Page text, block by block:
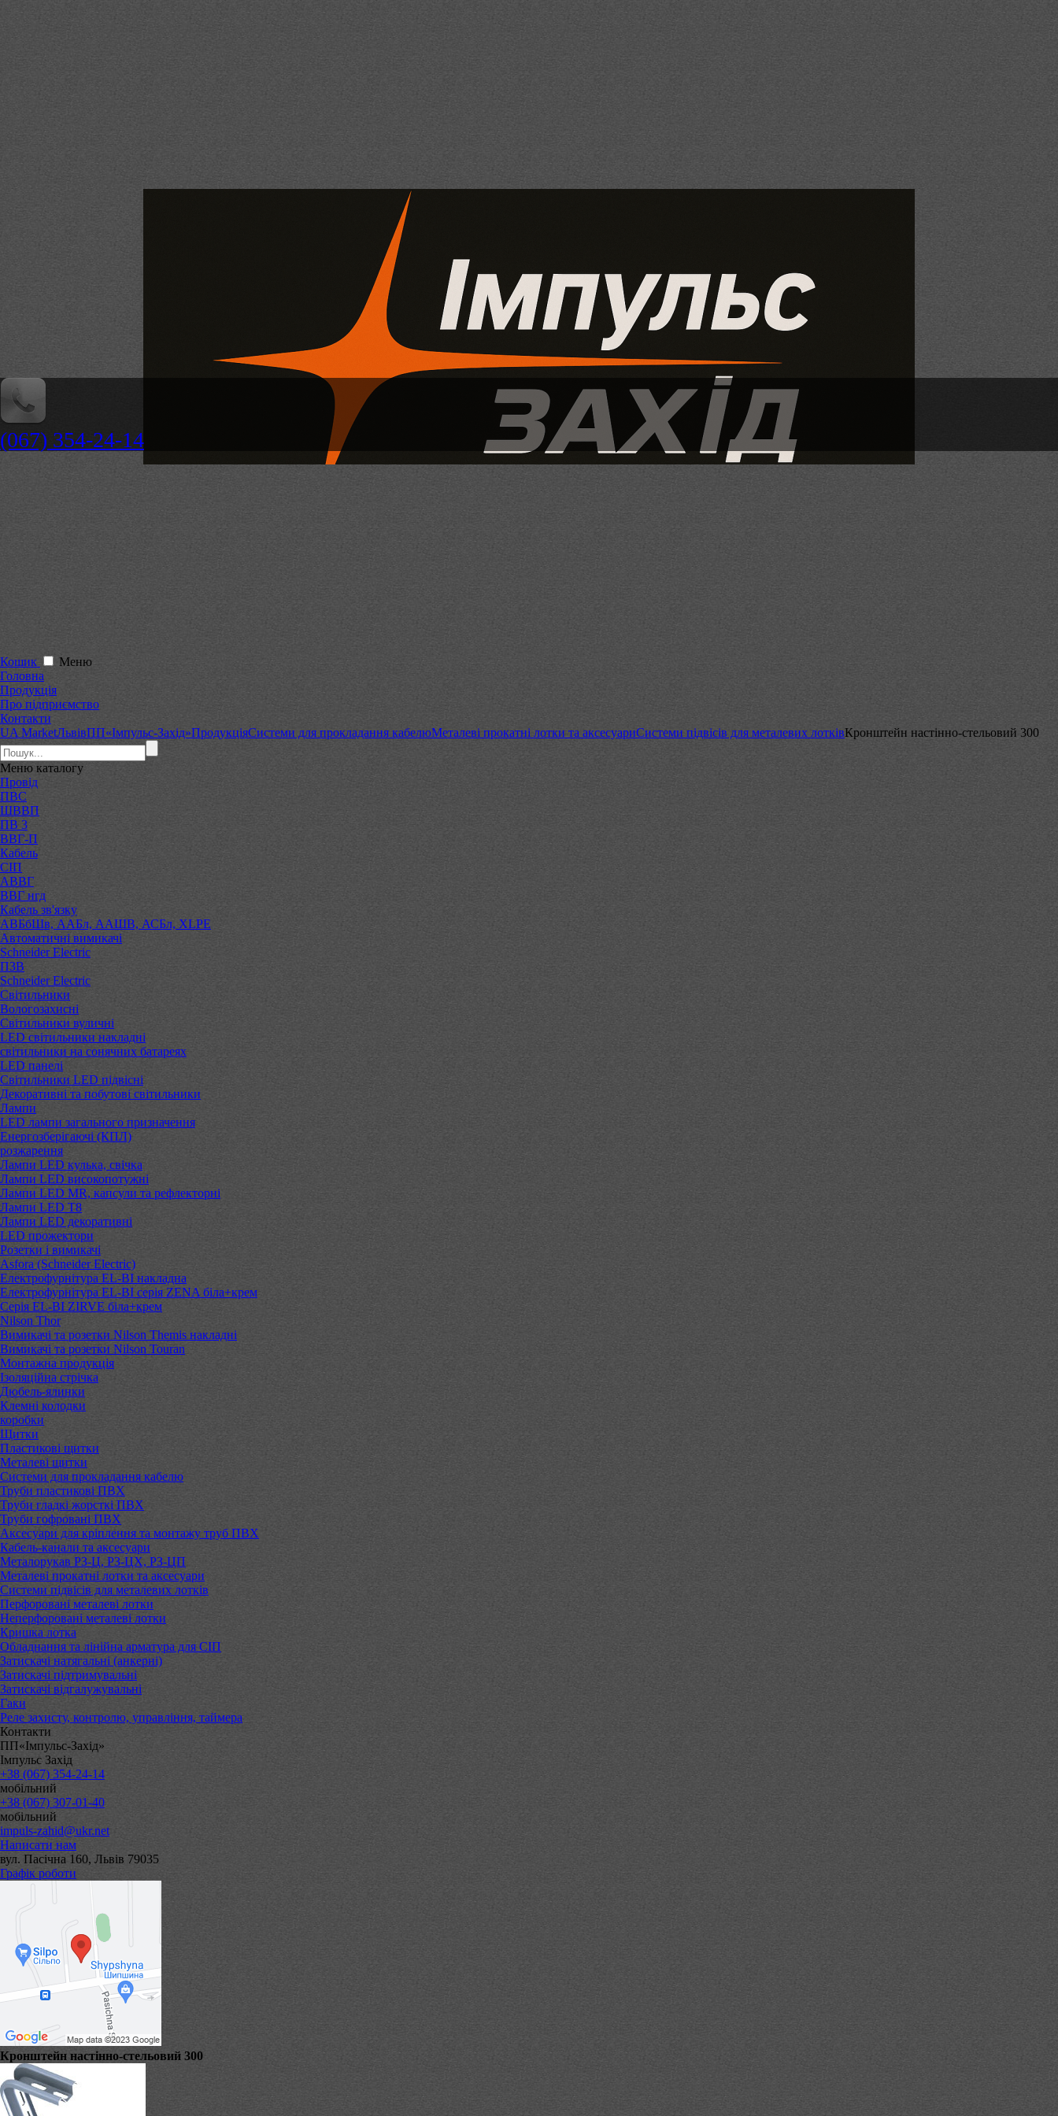
(067) 354-24-14
Кошик
Меню
Головна
Продукція
Про підприємство
Контакти
UA MarketЛьвівПП«Імпульс-Захід»ПродукціяСистеми для прокладання кабелюМеталеві прокатні лотки та аксесуариСистеми підвісів для металевих лотківКронштейн настінно-стельовий 300
Меню каталогу
Провід
ПВС
ШВВП
ПВ 3
ВВГ-П
Кабель
СІП
АВВГ
ВВГ нгд
Кабель зв'язку
АВБбШв, ААБл, ААШВ, АСБл, XLPE
Автоматичні вимикачі
Schneider Electric
ПЗВ
Schneider Electric
Світильники
Вологозахисні
Світильники вуличні
LED світильники накладні
світильники на сонячних батареях
LED панелі
Світильники LED підвісні
Декоративні та побутові світильники
Лампи
LED лампи загального призначення
Енергозберігаючі (КПЛ)
розжарення
Лампи LED кулька, свічка
Лампи LED високопотужні
Лампи LED MR, капсули та рефлекторні
Лампи LED Т8
Лампи LED декоративні
LED прожектори
Розетки і вимикачі
Asfora (Schneider Electric)
Електрофурнітура EL-BI накладна
Електрофурнітура EL-BI серія ZENA біла+крем
Серія EL-BI ZIRVE біла+крем
Nilson Thor
Вимикачі та розетки Nilson Themis накладні
Вимикачі та розетки Nilson Touran
Монтажна продукція
Ізоляційна стрічка
Дюбель-ялинки
Клемні колодки
коробки
Щитки
Пластикові щитки
Металеві щитки
Системи для прокладання кабелю
Труби пластикові ПВХ
Труби гладкі жорсткі ПВХ
Труби гофровані ПВХ
Аксесуари для кріплення та монтажу труб ПВХ
Кабель-канали та аксесуари
Металорукав РЗ-Ц, РЗ-ЦХ, РЗ-ЦП
Металеві прокатні лотки та аксесуари
Системи підвісів для металевих лотків
Перфоровані металеві лотки
Неперфоровані металеві лотки
Кришка лотка
Обладнання та лінійна арматура для СІП
Затискачі натягальні (анкерні)
Затискачі підтримувальні
Затискачі відгалужувальні
Гаки
Реле захисту, контролю, управління, таймера
Контакти
ПП«Імпульс-Захід»
Імпульс Захід
+38 (067) 354-24-14
мобільний
+38 (067) 307-01-40
мобільний
impuls-zahid@ukr.net
Написати нам
вул. Пасічна 160, Львів 79035
Графік роботи
Кронштейн настінно-стельовий 300